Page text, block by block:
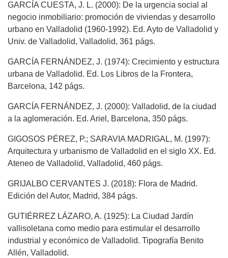
GARCÍA CUESTA, J. L. (2000): De la urgencia social al
negocio inmobiliario: promoción de viviendas y desarrollo
urbano en Valladolid (1960-1992). Ed. Ayto de Valladolid y
Univ. de Valladolid, Valladolid, 361 págs.
GARCÍA FERNÁNDEZ, J. (1974): Crecimiento y estructura
urbana de Valladolid. Ed. Los Libros de la Frontera,
Barcelona, 142 págs.
GARCÍA FERNÁNDEZ, J. (2000): Valladolid, de la ciudad
a la aglomeración. Ed. Ariel, Barcelona, 350 págs.
GIGOSOS PÉREZ, P.; SARAVIA MADRIGAL, M. (1997):
Arquitectura y urbanismo de Valladolid en el siglo XX. Ed.
Ateneo de Valladolid, Valladolid, 460 págs.
GRIJALBO CERVANTES J. (2018): Flora de Madrid.
Edición del Autor, Madrid, 384 págs.
GUTIÉRREZ LÁZARO, A. (1925): La Ciudad Jardín
vallisoletana como medio para estimular el desarrollo
industrial y económico de Valladolid. Tipografía Benito
Allén, Valladolid.